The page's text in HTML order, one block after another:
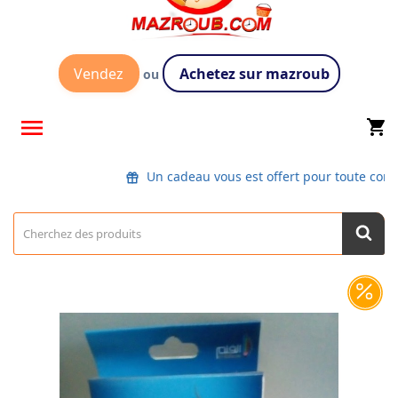
Vendez ou Achetez sur mazroub
 shopping_cart
Un cadeau vous est offert pour toute